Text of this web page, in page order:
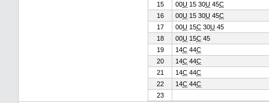
15
00U 15 30U 45C
16
00U 15 30U 45C
17
00U 15C 30U 45
18
00U 15C 45
19
14C 44C
20
14C 44C
21
14C 44C
22
14C 44C
23